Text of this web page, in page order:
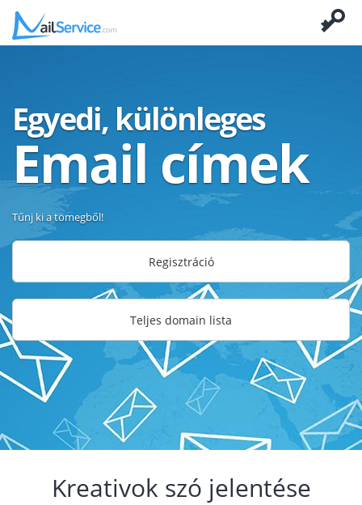
Egyedi, különleges
Email címek
Tűnj ki a tömegből!
Regisztráció
Teljes domain lista
Kreativok szó jelentése